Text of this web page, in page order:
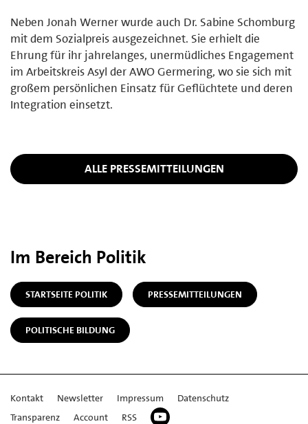
Neben Jonah Werner wurde auch Dr. Sabine Schomburg
mit dem Sozialpreis ausgezeichnet. Sie erhielt die
Ehrung für ihr jahrelanges, unermüdliches Engagement
im Arbeitskreis Asyl der AWO Germering, wo sie sich mit
großem persönlichen Einsatz für Geflüchtete und deren
Integration einsetzt.
ALLE PRESSEMITTEILUNGEN
Im Bereich Politik
STARTSEITE POLITIK PRESSEMITTEILUNGEN
POLITISCHE BILDUNG
Kontakt Newsletter Impressum
Datenschutz
Transparenz
Account RSS